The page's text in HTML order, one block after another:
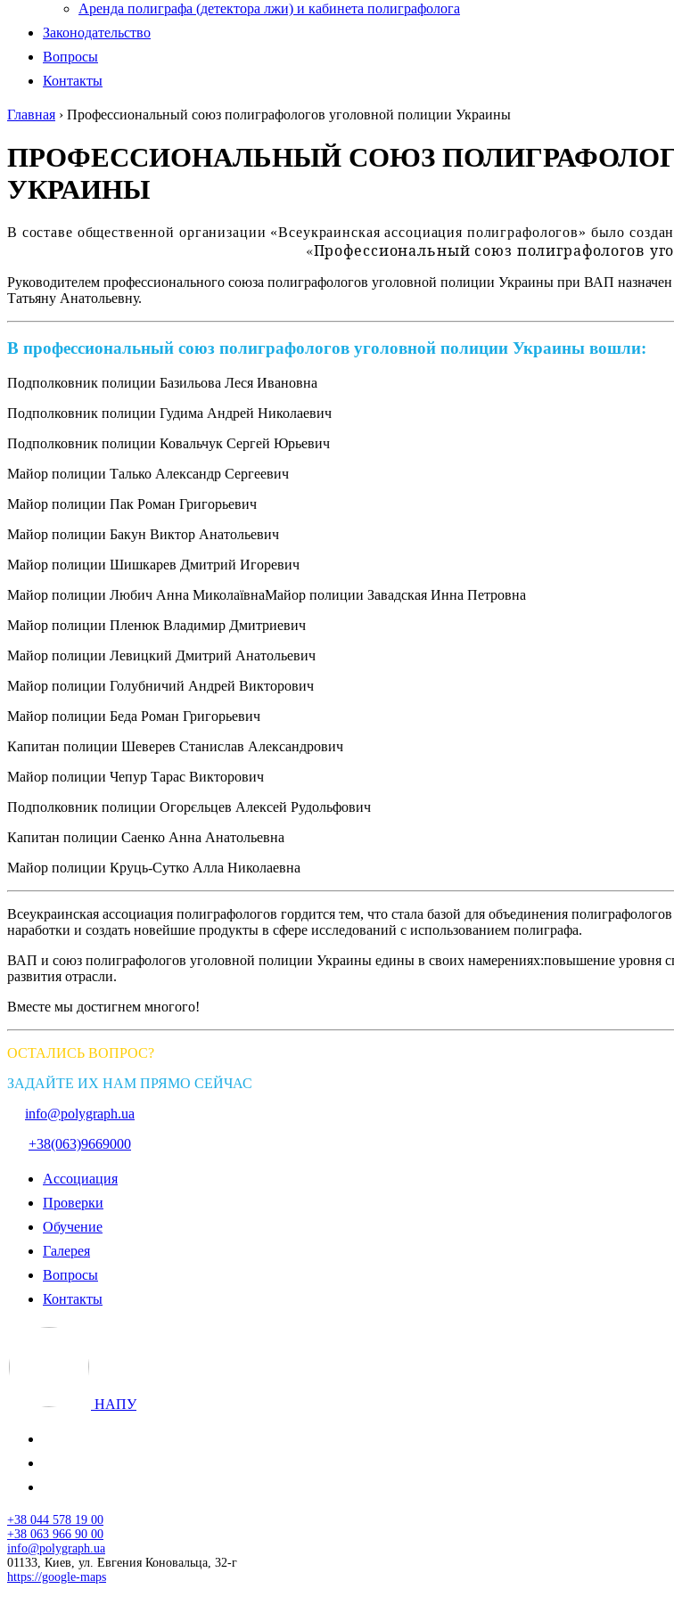
Аренда полиграфа (детектора лжи) и кабинета полиграфолога
Законодательство
Вопросы
Контакты
Главная › Профессиональный союз полиграфологов уголовной полиции Украины
ПРОФЕССИОНАЛЬНЫЙ СОЮЗ
УКРАИНЫ
В составе общественной организации «Всеукраинская ассоциация полиграфологов» было
«Профессиональный союз полиграфологов
Руководителем профессионального союза полиграфологов уголовной полиции Украины при ВАП
Татьяну Анатольевну.
В профессиональный союз полиграфологов уголовной полиции Украины вошли:
Подполковник полиции Базильова Леся Ивановна
Подполковник полиции Гудима Андрей Николаевич
Подполковник полиции Ковальчук Сергей Юрьевич
Майор полиции Талько Александр Сергеевич
Майор полиции Пак Роман Григорьевич
Майор полиции Бакун Виктор Анатольевич
Майор полиции Шишкарев Дмитрий Игоревич
Майор полиции Любич Анна МиколаївнаМайор полиции Завадская Инна Петровна
Майор полиции Пленюк Владимир Дмитриевич
Майор полиции Левицкий Дмитрий Анатольевич
Майор полиции Голубничий Андрей Викторович
Майор полиции Беда Роман Григорьевич
Капитан полиции Шеверев Станислав Александрович
Майор полиции Чепур Тарас Викторович
Подполковник полиции Огорєльцев Алексей Рудольфович
Капитан полиции Саенко Анна Анатольевна
Майор полиции Круць-Сутко Алла Николаевна
Всеукраинская ассоциация полиграфологов гордится тем, что стала базой для объединения
наработки и создать новейшие продукты в сфере исследований с использованием полиграфа.
ВАП и союз полиграфологов уголовной полиции Украины едины в своих намерениях:повышение уровня
развития отрасли.
Вместе мы достигнем многого!
ОСТАЛИСЬ ВОПРОС?
ЗАДАЙТЕ ИХ НАМ ПРЯМО СЕЙЧАС
info@polygraph.ua
+38(063)9669000
Ассоциация
Проверки
Обучение
Галерея
Вопросы
Контакты
НАПУ
+38 044 578 19 00
+38 063 966 90 00
info@polygraph.ua
01133, Киев, ул. Евгения Коновальца, 32-г
https://google-maps